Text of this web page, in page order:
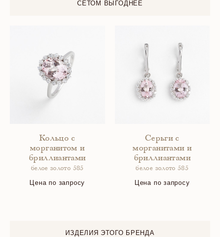
СЕТОМ ВЫГОДНЕЕ
Кольцо с
морганитом и
бриллиантами
белое золото 585
Цена по запросу
Серьги с
морганитами и
бриллиантами
белое золото 585
Цена по запросу
ИЗДЕЛИЯ ЭТОГО БРЕНДА